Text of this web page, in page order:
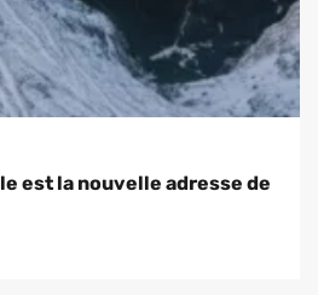
est la nouvelle adresse de